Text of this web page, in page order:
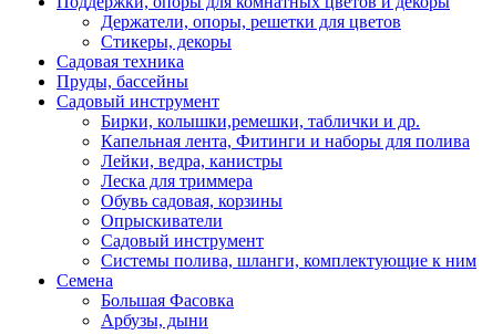
Держатели, опоры, решетки для цветов
Стикеры, декоры
Садовая техника
Пруды, бассейны
Садовый инструмент
Бирки, колышки,ремешки, таблички и др.
Капельная лента, Фитинги и наборы для полива
Лейки, ведра, канистры
Леска для триммера
Обувь садовая, корзины
Опрыскиватели
Садовый инструмент
Системы полива, шланги, комплектующие к ним
Семена
Большая Фасовка
Арбузы, дыни